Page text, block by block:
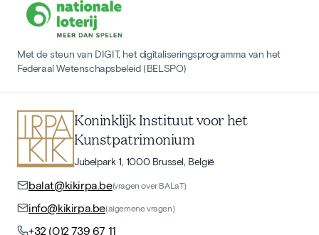
Met de steun van DIGIT, het digitaliseringsprogramma van het
Federaal Wetenschapsbeleid (BELSPO)
Koninklijk Instituut voor het
Kunstpatrimonium
Jubelpark 1, 1000 Brussel, België
balat@kikirpa.be(vragen over BALaT)
info@kikirpa.be(algemene vragen)
+32 (0)2 739 67 11